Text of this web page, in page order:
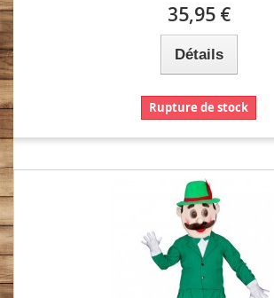
35,95 €
Détails
Rupture de stock